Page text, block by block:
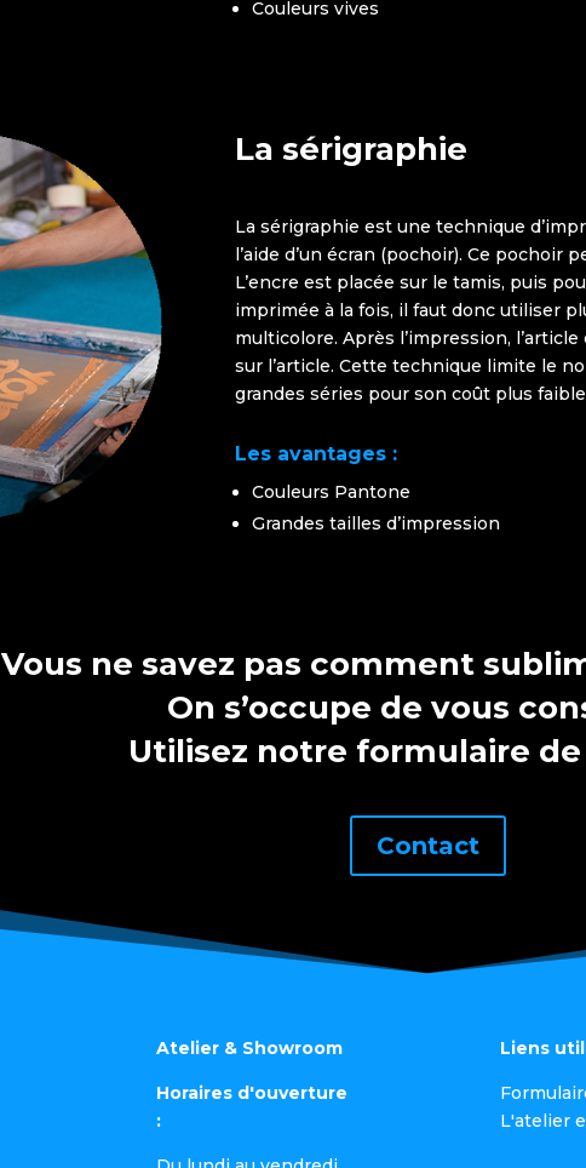
Couleurs vives
La sérigraphie
La sérigraphie est une technique
l’aide d’un écran (pochoir). Ce
L’encre est placée sur le tamis, puis
imprimée à la fois, il faut donc utiliser
multicolore. Après l’impression,
sur l’article. Cette technique limite le
grandes séries pour son coût plus
Les avantages :
Couleurs Pantone
Grandes tailles d’impression
Vous ne savez pas comment
On s’occupe de vous
Utilisez notre formulaire
Contact
Atelier & Showroom
Horaires d'ouverture
:
Liens
L'atelier